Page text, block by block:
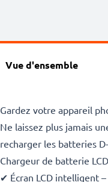
Vue d'ensemble
Gardez votre appareil
Ne laissez plus jamais
recharger les batteries
Chargeur de batterie
✔ Écran LCD intelligent